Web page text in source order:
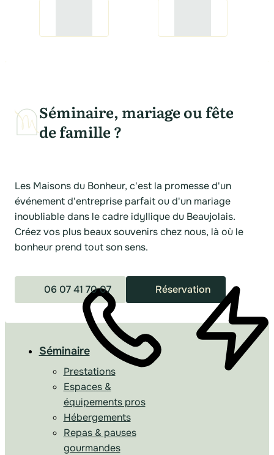
Séminaire, mariage ou fête
de famille ?
Les Maisons du Bonheur, c'est la promesse d'un
événement d'entreprise parfait ou d'un mariage
inoubliable dans le cadre idyllique du Beaujolais.
Créez vos plus beaux souvenirs chez nous, là où le
bonheur prend tout son sens.
06 07 41 70 07 Réservation
Séminaire
Prestations
Espaces &
équipements pros
Hébergements
Repas & pauses
gourmandes